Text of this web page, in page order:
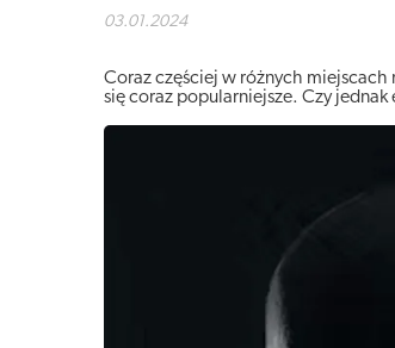
03.01.2024
Coraz częściej w różnych miejscach
się coraz popularniejsze. Czy